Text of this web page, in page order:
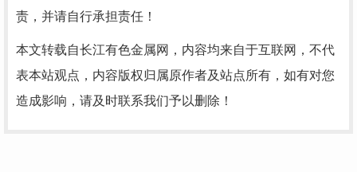
责，并请自行承担责任！
本文转载自长江有色金属网，内容均来自于互联网，不代
表本站观点，内容版权归属原作者及站点所有，如有对您
造成影响，请及时联系我们予以删除！